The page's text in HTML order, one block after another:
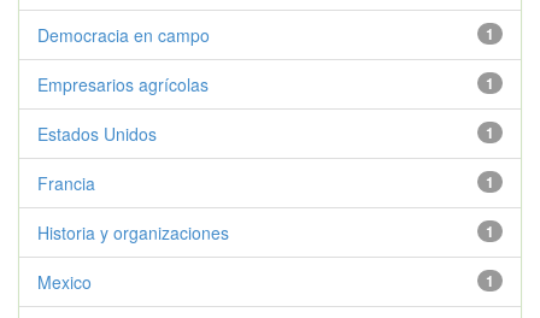
1
Democracia en campo
1
Empresarios agrícolas
1
Estados Unidos
1
Francia
1
Historia y organizaciones
1
Mexico